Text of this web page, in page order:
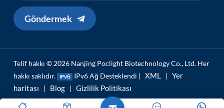
Göndermek
Telif hakkı © 2026 Nanjing Poclight Biotechnology Co., Ltd. Her
hakkı saklıdır.
IPv6 Ağ Desteklendi | XML | Yer
haritası
| Blog | Gizlilik Politikası